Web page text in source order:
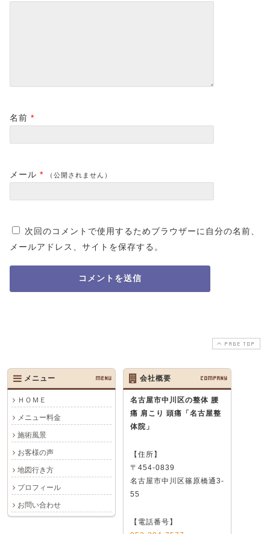
名前 *
メール * （公開されません）
次回のコメントで使用するためブラウザーに自分の名前、
メールアドレス、サイトを保存する。
PAGE TOP
メニュー MENU
ＨＯＭＥ
メニュー料金
施術風景
お客様の声
地図行き方
プロフィール
お問い合わせ
会社概要 COMPANY
名古屋市中川区の整体 腰
痛 肩こり 頭痛 「名古屋整
体院」
【住所】
〒454-0839
名古屋市中川区篠原橋通3-
55
【電話番号】